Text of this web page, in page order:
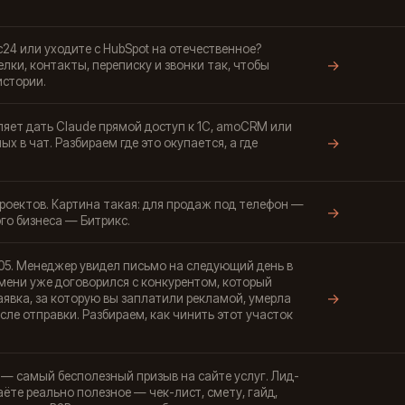
или уходите с HubSpot на отечественное?
контакты, переписку и звонки так, чтобы
→
дать Claude прямой доступ к 1С, amoCRM или
в чат. Разбираем где это окупается, а где
→
Картина такая: для продаж под телефон —
бизнеса — Битрикс.
→
Менеджер увидел письмо на следующий день в
уже договорился с конкурентом, который
за которую вы заплатили рекламой, умерла
отправки. Разбираем, как чинить этот участок
→
самый бесполезный призыв на сайте услуг. Лид-
реально полезное — чек-лист, смету, гайд,